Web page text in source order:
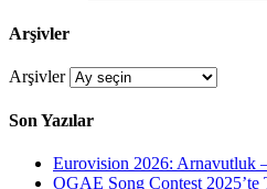
Arşivler
Arşivler
Son Yazılar
Eurovision 2026: Arnavutluk
OGAE Song Contest